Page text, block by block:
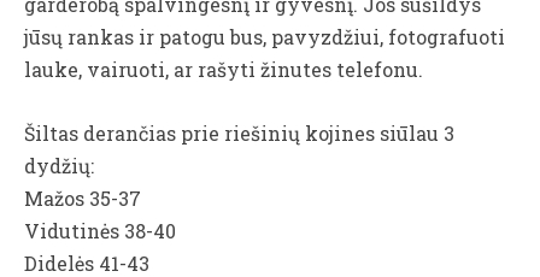
jūsų rankas ir patogu bus, pavyzdžiui, fotografuoti
lauke, vairuoti, ar rašyti žinutes telefonu.
Šiltas derančias prie riešinių kojines siūlau 3
dydžių:
Mažos 35-37
Vidutinės 38-40
Didelės 41-43